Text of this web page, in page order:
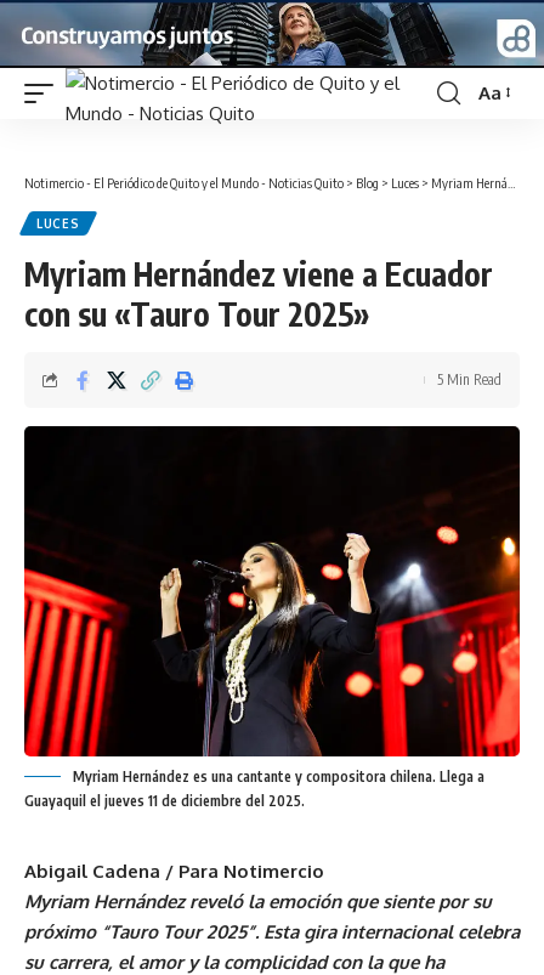
Font
Aa
Notimercio - El Periódico de Quito y el Mundo - Noticias Quito > Blog > Luces > Myriam Hernández viene a Ecuador con su «Tauro Tour 2025»
LUCES
Myriam Hernández viene a Ecuador
con su «Tauro Tour 2025»
5 Min Read
Myriam Hernández es una cantante y compositora chilena. Llega a
Guayaquil el jueves 11 de diciembre del 2025.
Abigail Cadena / Para Notimercio
Myriam Hernández reveló la emoción que siente por su
próximo “Tauro Tour 2025”. Esta gira internacional celebra
su carrera, el amor y la complicidad con la que ha